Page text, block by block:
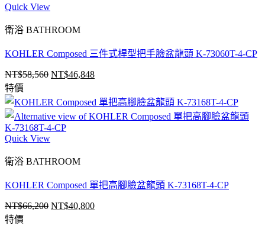
Quick View
衛浴 BATHROOM
KOHLER Composed 三件式桿型把手臉盆龍頭 K-73060T-4-CP
NT$58,560 原
價
格：
NT$58,560。
NT$46,848目
價
格：
特價
Quick View
衛浴 BATHROOM
KOHLER Composed 單把高腳臉盆龍頭 K-73168T-4-CP
NT$66,200 原
NT$40,800目
特價